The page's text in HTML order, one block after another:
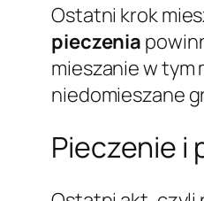
Ostatni krok
pieczenia
mieszanie w tym
niedomieszane
Pieczenie i